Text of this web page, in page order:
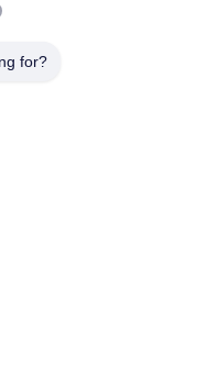
ก, เมลาไมน์ เครื่องครัว,
for?